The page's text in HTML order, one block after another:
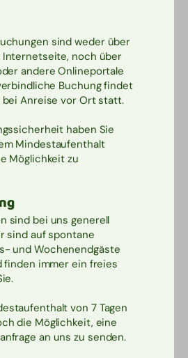
sind weder über
Internetseite, noch über
andere Onlineportale
Buchung findet
Anreise vor Ort statt.
haben Sie
Mindestaufenthalt
Möglichkeit zu
sind bei uns generell
sind auf spontane
und Wochenendgäste
finden immer ein freies
von 7 Tagen
die Möglichkeit, eine
an uns zu senden.